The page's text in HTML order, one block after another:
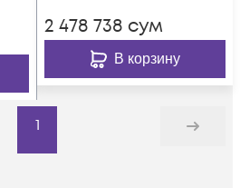
2 478 738 сум
В корзину
1
Дальше